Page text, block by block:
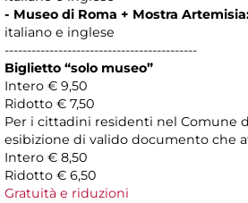
- Museo di Roma + Mostra
italiano e inglese
-------------------------------------------
Biglietto “solo museo”
Intero € 9,50
Ridotto € 7,50
Per i cittadini residenti nel Comune
esibizione di valido documento che
Intero € 8,50
Ridotto € 6,50
Gratuità e riduzioni